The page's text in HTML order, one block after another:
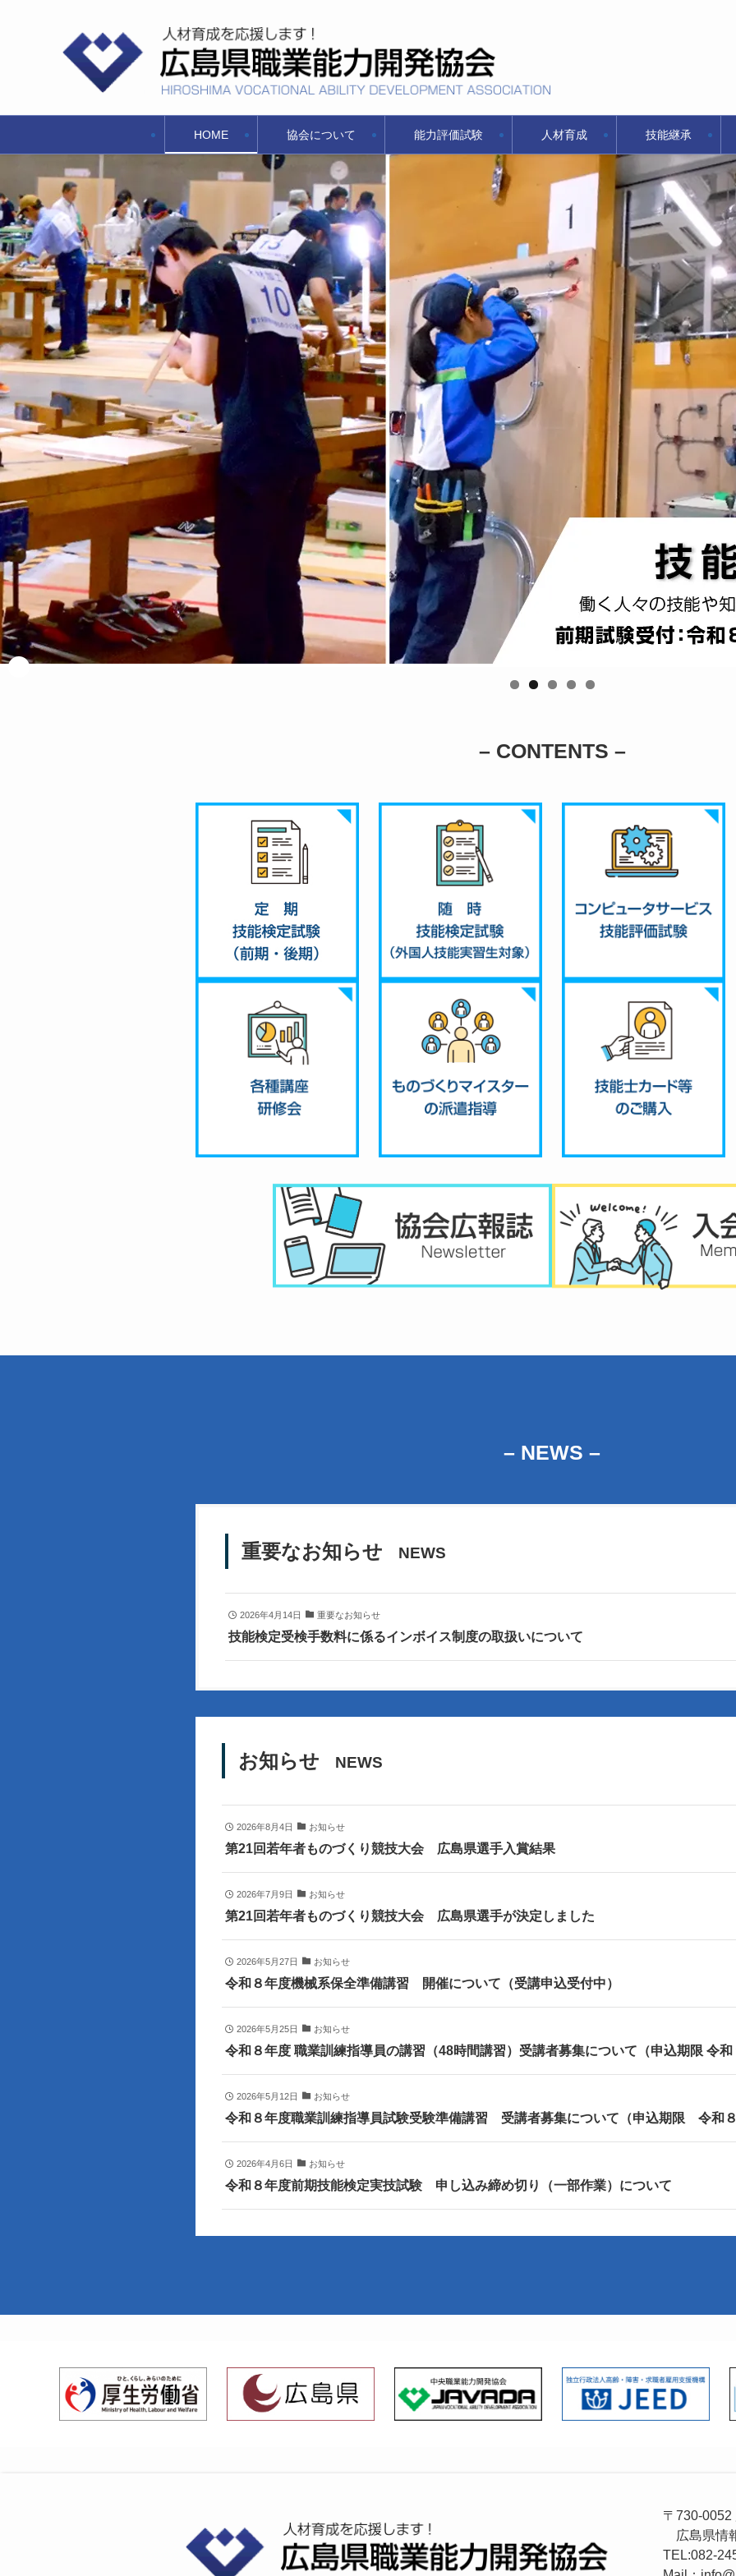
HOME 協会について 能力評価試験 人材育成 技能継承
– CONTENTS –
– NEWS –
重要なお知らせ NEWS
2026年4月14日 重要なお知らせ
技能検定受検手数料に係るインボイス制度の取扱いについて
お知らせ NEWS
2026年8月4日 お知らせ
第21回若年者ものづくり競技大会 広島県選手入賞結果
2026年7月9日 お知らせ
第21回若年者ものづくり競技大会 広島県選手が決定しました
2026年5月27日 お知らせ
令和８年度機械系保全準備講習 開催について（受講申込受付中）
2026年5月25日 お知らせ
令和８年度 職業訓練指導員の講習（48時間講習）受講者募集について（申込期限 令
2026年5月12日 お知らせ
令和８年度職業訓練指導員試験受験準備講習 受講者募集について（申込期限 令和
2026年4月6日 お知らせ
令和８年度前期技能検定実技試験 申し込み締め切り（一部作業）について
〒730-0052
広島県情
TEL:082-